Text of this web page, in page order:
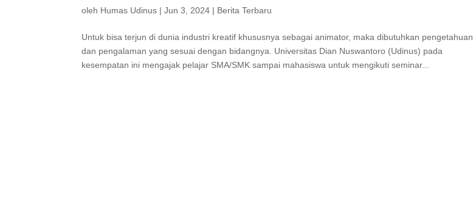
oleh Humas Udinus |Jun 3, 2024 | Berita Terbaru
Untuk bisa terjun di dunia industri kreatif khususnya sebagai animator, maka dibutuhkan pengetahuan
dan pengalaman yang sesuai dengan bidangnya. Universitas Dian Nuswantoro (Udinus) pada
kesempatan ini mengajak pelajar SMA/SMK sampai mahasiswa untuk mengikuti seminar...